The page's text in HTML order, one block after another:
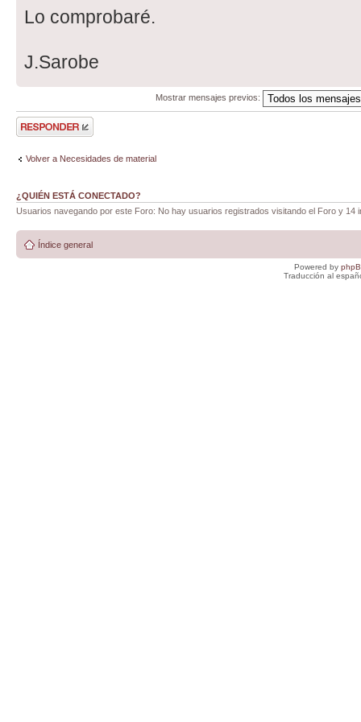
Lo comprobaré.
J.Sarobe
Mostrar mensajes previos:
Publicar una
respuesta
Volver a Necesidades de material
¿QUIÉN ESTÁ CONECTADO?
Usuarios navegando por este Foro: No hay usuarios registrados visitando el Foro y 14
Índice general
Powered by
Traducción al